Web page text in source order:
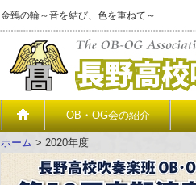
金鵄の輪～音を結び、色を重ねて～
OB・OG会の紹介
ホーム > 2020年度